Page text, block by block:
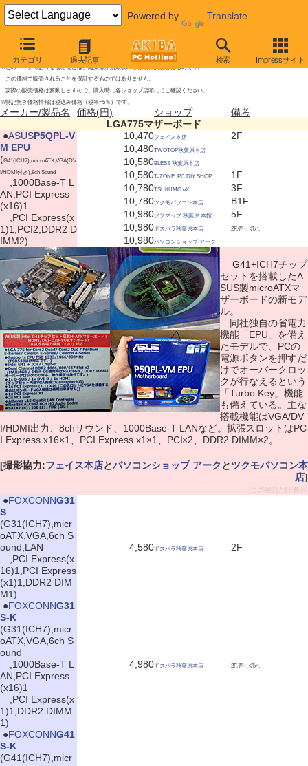
Powered by Translate
カテゴリ 過去記事 検索 Impressサイト
LGA775マザーボードの新製品2009年5月23日号
※このページにおける価格などは、編集部が店頭表示を独自に調査したものです。
この価格で販売されることを保証するものではありません。
実際の販売価格は変動しますので、購入時に各ショップ店頭にてご確認ください。
※特記無き価格情報は税込み価格（税率=5％）です。
メーカー/製品名 価格(円) ショップ
備考
LGA775マザーボード
●ASUSP5QPL-V
M EPU
(G41(ICH7),microATX,VGA(DV
I/HDMI付き),8ch Sound
,1000Base-T L
AN,PCI Express
(x16)1
,PCI Express(x
1)1,PCI2,DDR2 D
IMM2)
10,470フェイス本店
2F
10,480TWOTOP秋葉原本店
10,580BLESS 秋葉原本店
10,580T-ZONE. PC DIY SHOP
1F
10,780TSUKUMO eX.
3F
10,780ツクモパソコン本店
B1F
10,980ソフマップ 秋葉原 本館
5F
10,980 ドスパラ秋葉原本店 2F,売り切れ
10,980パソコンショップ アーク
G41+ICH7チップ
セットを搭載したA
SUS製microATXマ
ザーボードの新モデ
ル。
同社独自の省電力
機能「EPU」を備え
たモデルで、PCの
電源ボタンを押すだ
けでオーバークロッ
クが行なえるという
「Turbo Key」機能
も備えている。主な
搭載機能はVGA/DV
I/HDMI出力、8chサウンド、1000Base-T LANなど。拡張スロットはPC
I Express x16×1、PCI Express x1×1、PCI×2、DDR2 DIMM×2。
[撮影協力:フェイス本店とパソコンショップ アーク とツクモパソコン本
店]
[この製品だけ表示]
●FOXCONNG31
S
(G31(ICH7),micr
oATX,VGA,6ch S
ound,LAN
,PCI Express(x
16)1,PCI Express
(x1)1,DDR2 DIM
M1)
4,580 ドスパラ秋葉原本店 2F
●FOXCONNG31
S-K
(G31(ICH7),micr
oATX,VGA,6ch S
ound
,1000Base-T L
AN,PCI Express
(x16)1
,PCI Express(x
1)1,DDR2 DIMM
1)
4,980 ドスパラ秋葉原本店 2F,売り切れ
●FOXCONNG41
S-K
(G41(ICH7),micr